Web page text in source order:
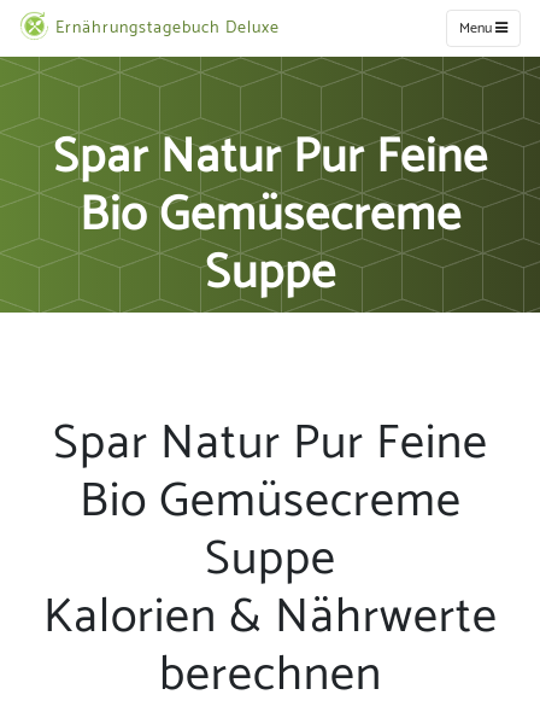
Ernährungstagebuch Deluxe Menu
Spar Natur Pur Feine
Bio Gemüsecreme
Suppe
Spar Natur Pur Feine
Bio Gemüsecreme
Suppe
Kalorien & Nährwerte
berechnen